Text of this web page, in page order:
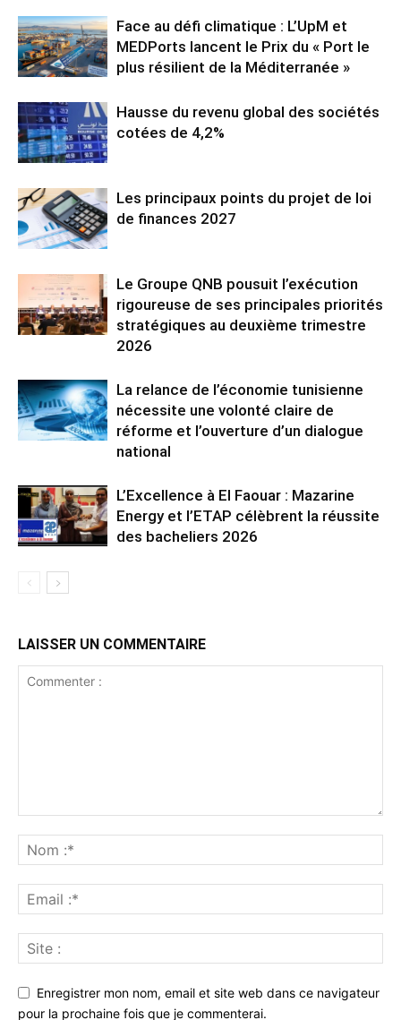
Face au défi climatique : L’UpM et
MEDPorts lancent le Prix du « Port le
plus résilient de la Méditerranée »
Hausse du revenu global des sociétés
cotées de 4,2%
Les principaux points du projet de loi
de finances 2027
Le Groupe QNB pousuit l’exécution
rigoureuse de ses principales priorités
stratégiques au deuxième trimestre
2026
La relance de l’économie tunisienne
nécessite une volonté claire de
réforme et l’ouverture d’un dialogue
national
L’Excellence à El Faouar : Mazarine
Energy et l’ETAP célèbrent la réussite
des bacheliers 2026
LAISSER UN COMMENTAIRE
Enregistrer mon nom, email et site web dans ce navigateur
pour la prochaine fois que je commenterai.